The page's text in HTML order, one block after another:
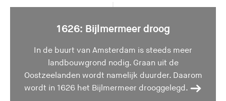
1626: Bijlmermeer droog
In de buurt van Amsterdam is steeds meer
landbouwgrond nodig. Graan uit de
Oostzeelanden wordt namelijk duurder. Daarom
wordt in 1626 het Bijlmermeer drooggelegd.